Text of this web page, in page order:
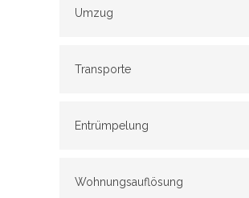
Umzug
Transporte
Entrümpelung
Wohnungsauflösung